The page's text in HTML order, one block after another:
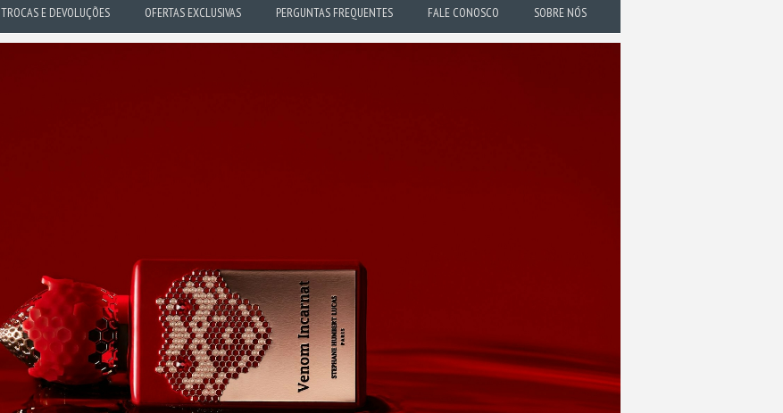
TROCAS E DEVOLUÇÕES OFERTAS EXCLUSIVAS PERGUNTAS FREQUENTES FALE CONOSCO SOBRE NÓS